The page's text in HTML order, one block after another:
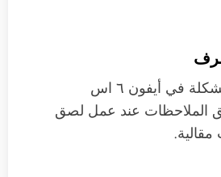
في أيفون ٦ اس
الملاحظات عند عمل لصق